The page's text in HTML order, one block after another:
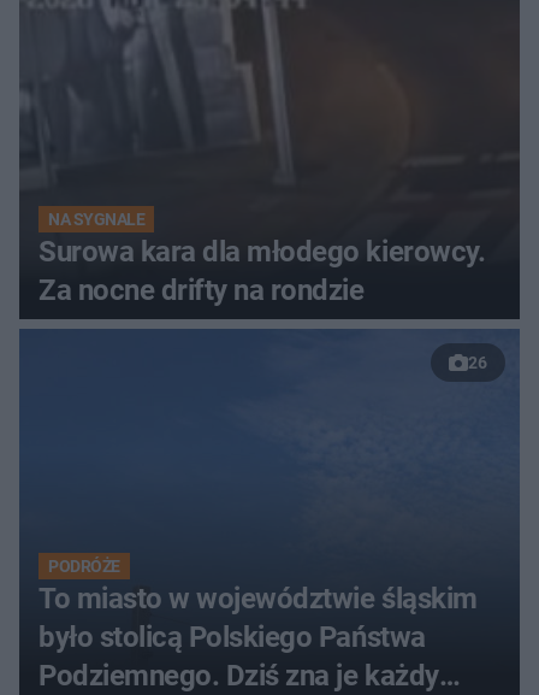
NA SYGNALE
Surowa kara dla młodego kierowcy.
Za nocne drifty na rondzie
26
PODRÓŻE
To miasto w województwie śląskim
było stolicą Polskiego Państwa
Podziemnego. Dziś zna je każdy